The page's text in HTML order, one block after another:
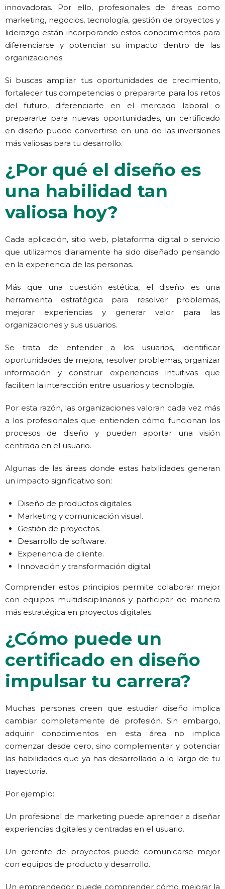
innovadoras. Por ello, profesionales de áreas como
marketing, negocios, tecnología, gestión de proyectos y
liderazgo están incorporando estos conocimientos para
diferenciarse y potenciar su impacto dentro de las
organizaciones.
Si buscas ampliar tus oportunidades de crecimiento,
fortalecer tus competencias o prepararte para los retos
del futuro, diferenciarte en el mercado laboral o
prepararte para nuevas oportunidades, un certificado
en diseño puede convertirse en una de las inversiones
más valiosas para tu desarrollo.
¿Por qué el diseño es
una habilidad tan
valiosa hoy?
Cada aplicación, sitio web, plataforma digital o servicio
que utilizamos diariamente ha sido diseñado pensando
en la experiencia de las personas.
Más que una cuestión estética, el diseño es una
herramienta estratégica para resolver problemas,
mejorar experiencias y generar valor para las
organizaciones y sus usuarios.
Se trata de entender a los usuarios, identificar
oportunidades de mejora, resolver problemas, organizar
información y construir experiencias intuitivas que
faciliten la interacción entre usuarios y tecnología.
Por esta razón, las organizaciones valoran cada vez más
a los profesionales que entienden cómo funcionan los
procesos de diseño y pueden aportar una visión
centrada en el usuario.
Algunas de las áreas donde estas habilidades generan
un impacto significativo son:
Diseño de productos digitales.
Marketing y comunicación visual.
Gestión de proyectos.
Desarrollo de software.
Experiencia de cliente.
Innovación y transformación digital.
Comprender estos principios permite colaborar mejor
con equipos multidisciplinarios y participar de manera
más estratégica en proyectos digitales.
¿Cómo puede un
certificado en diseño
impulsar tu carrera?
Muchas personas creen que estudiar diseño implica
cambiar completamente de profesión. Sin embargo,
adquirir conocimientos en esta área no implica
comenzar desde cero, sino complementar y potenciar
las habilidades que ya has desarrollado a lo largo de tu
trayectoria.
Por ejemplo:
Un profesional de marketing puede aprender a diseñar
experiencias digitales y centradas en el usuario.
Un gerente de proyectos puede comunicarse mejor
con equipos de producto y desarrollo.
Un emprendedor puede comprender cómo mejorar la